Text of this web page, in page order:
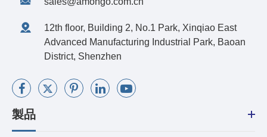
12th floor, Building 2, No.1 Park, Xinqiao East
Advanced Manufacturing Industrial Park, Baoan
District, Shenzhen
製品